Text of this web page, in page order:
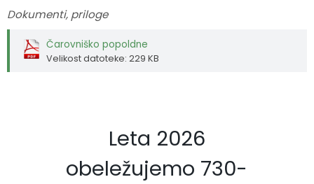
Dokumenti, priloge
Čarovniško popoldne
Velikost datoteke: 229 KB
Leta 2026
obeležujemo 730-